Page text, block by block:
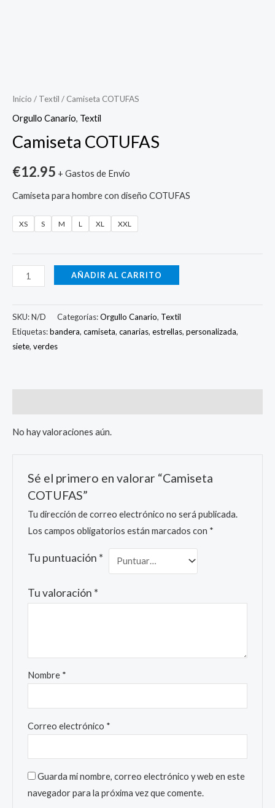
Inicio / Textil / Camiseta COTUFAS
Orgullo Canario, Textil
Camiseta COTUFAS
€12.95 + Gastos de Envío
Camiseta para hombre con diseño COTUFAS
XS S M L XL XXL
cantidad
AÑADIR AL CARRITO
SKU:N/D Categorías:Orgullo Canario, Textil
Etiquetas:bandera, camiseta, canarias, estrellas, personalizada,
siete, verdes
No hay valoraciones aún.
Sé el primero en valorar “Camiseta
COTUFAS”
Tu dirección de correo electrónico no será publicada.
Los campos obligatorios están marcados con *
Tu puntuación *
Tu valoración *
Nombre *
Correo electrónico *
Guarda mi nombre, correo electrónico y web en este
navegador para la próxima vez que comente.